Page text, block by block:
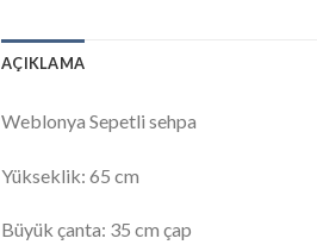
AÇIKLAMA
Weblonya Sepetli sehpa
Yükseklik: 65 cm
Büyük çanta: 35 cm çap